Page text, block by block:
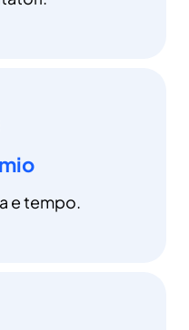
e tempo.